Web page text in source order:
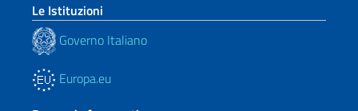
Le Istituzioni
Governo Italiano
Europa.eu